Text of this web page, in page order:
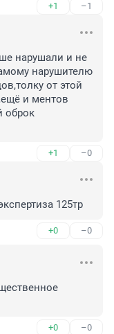
+1 –1
нарушали и не
нарушителю
от этой
и ментов
оброк
+1 –0
125тр
+0 –0
+0 –0